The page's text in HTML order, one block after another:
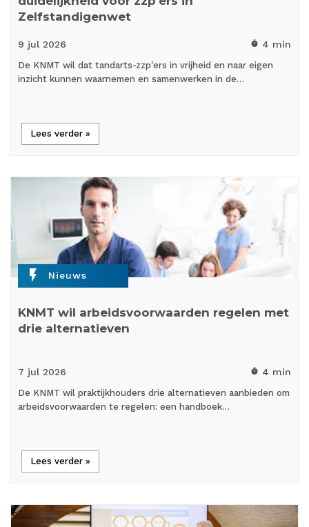
Zelfstandigenwet
9 jul 2026 timer 4 min
De KNMT wil dat tandarts-zzp'ers in vrijheid en naar eigen
inzicht kunnen waarnemen en samenwerken in de…
Lees verder »
flash_on Nieuws
KNMT wil arbeidsvoorwaarden regelen met
drie alternatieven
7 jul 2026 timer 4 min
De KNMT wil praktijkhouders drie alternatieven aanbieden om
arbeidsvoorwaarden te regelen: een handboek…
Lees verder »